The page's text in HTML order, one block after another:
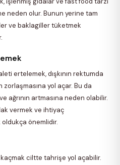
neden olur. Bunun yerine tam
ve baklagiller tüketmek
ertelemek, dışkının rektumda
zorlaşmasına yol açar. Bu da
ağrının artmasına neden olabilir.
vermek ve ihtiyaç
önemlidir.
kaçmak ciltte tahrişe yol açabilir.